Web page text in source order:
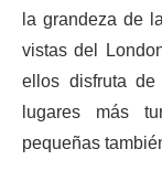
la grandeza de
vistas del
ellos disfruta
lugares más
pequeñas